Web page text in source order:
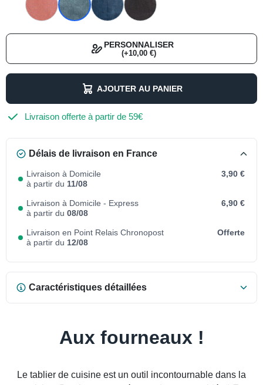
PERSONNALISER
(+10,00 €)
AJOUTER AU PANIER
Livraison offerte à partir de 59€
Délais de livraison en France
Livraison à Domicile
à partir du 11/08
3,90 €
Livraison à Domicile - Express
à partir du 08/08
6,90 €
Livraison en Point Relais Chronopost
à partir du 12/08
Offerte
Caractéristiques détaillées
Aux fourneaux !
Le tablier de cuisine est un outil incontournable dans la